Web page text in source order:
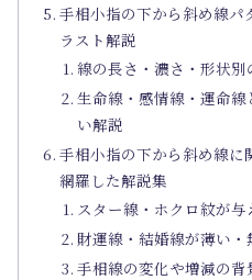
手相小指の下から斜め線パ
ラスト解説
線の長さ・濃さ・形状
生命線・感情線・運命
い解説
手相小指の下から斜め線に
網羅した解説集
スター線・ホクロ紋が
財運線・結婚線が薄い
手相線の変化や増減の